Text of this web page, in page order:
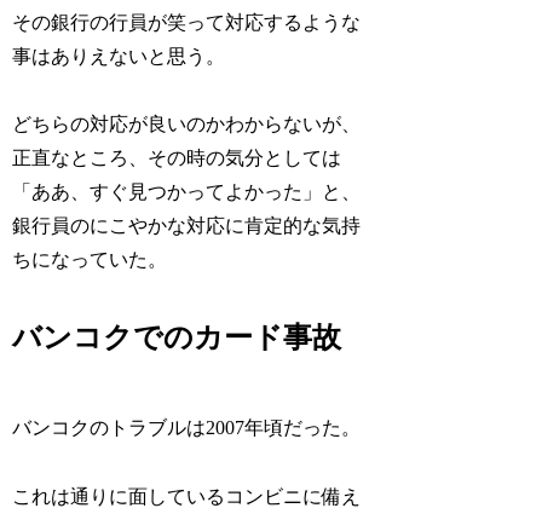
その銀行の行員が笑って対応するような
事はありえないと思う。
どちらの対応が良いのかわからないが、
正直なところ、その時の気分としては
「ああ、すぐ見つかってよかった」と、
銀行員のにこやかな対応に肯定的な気持
ちになっていた。
バンコクでのカード事故
バンコクのトラブルは2007年頃だった。
これは通りに面しているコンビニに備え